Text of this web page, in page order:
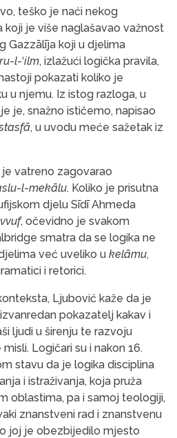
teško je naći nekog
koji je više naglašavao važnost
Gazzālīja koji u djelima
-l-‘ilm, izlažući logička pravila,
pokazati koliko je
u njemu. Iz istog razloga, u
je, snažno ističemo, napisao
, u uvodu meće sažetak iz
vatreno zagovarao
-l-mekālu. Koliko je prisutna
djelu Sīdī Ahmeda
, očevidno je svakom
smatra da se logika ne
već uveliko u kelāmu,
i retorici.
Ljubović kaže da je
pokazatelj kakav i
ljudi u širenju te razvoju
Logičari su i nakon 16.
stavu da je logika disciplina
i istraživanja, koja pruža
oblastima, pa i samoj teologiji,
znanstveni rad i znanstvenu
joj je obezbijedilo mjesto